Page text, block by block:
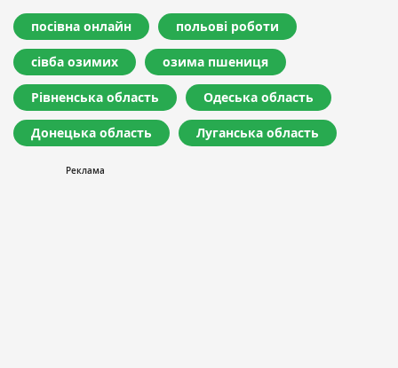
посівна онлайн польові роботи
сівба озимих озима пшениця
Рівненська область Одеська область
Донецька область Луганська область